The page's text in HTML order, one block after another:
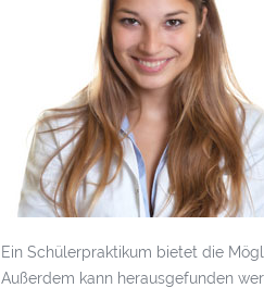
Ein Schülerpraktikum bietet die
Außerdem kann herausgefunden